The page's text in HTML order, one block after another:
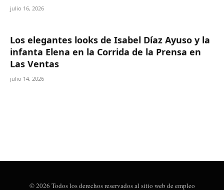
julio 16, 2026
Los elegantes looks de Isabel Díaz Ayuso y la
infanta Elena en la Corrida de la Prensa en
Las Ventas
julio 14, 2026
© 2026 Todos los derechos reservados al sitio web de empleo